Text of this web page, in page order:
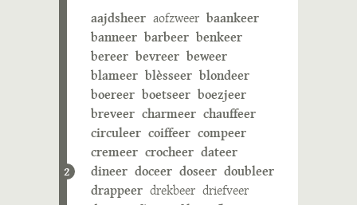
2
aajdsheer aofzweer baankeer
banneer barbeer benkeer
bereer bevreer beweer
blameer blèsseer blondeer
boereer boetseer boezjeer
breveer charmeer chauffeer
circuleer coiffeer compeer
cremeer crocheer dateer
dineer doceer doseer doubleer
drappeer drekbeer driefveer